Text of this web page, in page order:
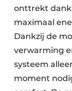
onttrekt
maximaal
Dankzij de
verwarming
systeem
moment